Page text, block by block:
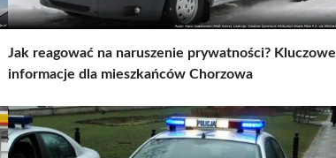
Jak reagować na naruszenie prywatności? Kluczowe
informacje dla mieszkańców Chorzowa